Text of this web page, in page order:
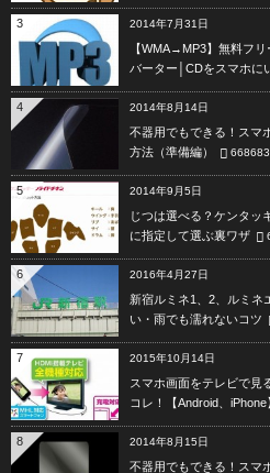
3 2014年7月31日
【WMA→MP3】無料フ
バーター│CDをスマホに
4 2014年8月14日
不器用でもできる！スマ
方法（準備編）
668683
5 2014年9月5日
じつは選べる？ケンタッ
に指定して選ぶ裏ワザ
6 2016年4月27日
新宿ルミネ1、2、ルミネ
い・雨でも濡れないコツ
7 2015年10月14日
スマホ画面をテレビで見
コレ！【Android、iPhone
8 2014年8月15日
不器用でもできる！スマ